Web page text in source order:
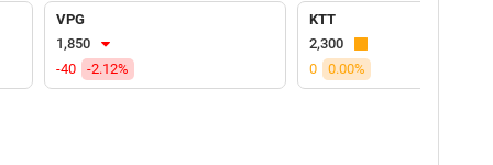
VPG
1,850
-40
-2.12%
KTT
2,300
0
0.00%